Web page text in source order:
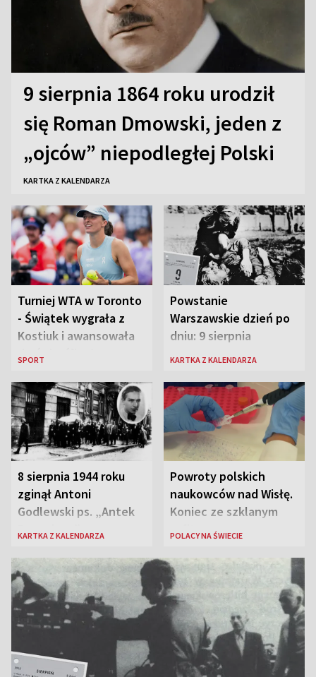
9 sierpnia 1864 roku urodził
się Roman Dmowski, jeden z
„ojców” niepodległej Polski
KARTKA Z KALENDARZA
Turniej WTA w Toronto
- Świątek wygrała z
Kostiuk i awansowała
SPORT
Powstanie
Warszawskie dzień po
dniu: 9 sierpnia
KARTKA Z KALENDARZA
8 sierpnia 1944 roku
zginął Antoni
Godlewski ps. „Antek
Rozpylacz”
KARTKA Z KALENDARZA
Powroty polskich
naukowców nad Wisłę.
Koniec ze szklanym
sufitem
POLACY NA ŚWIECIE